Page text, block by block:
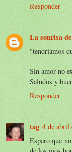
Responder
La sonrisa
"tendríamos
Sin amor no
Saludos y
Responder
tag 4 de abril
Espero que